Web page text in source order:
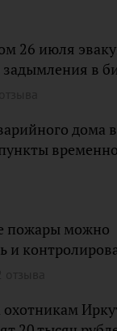
26 июля
в
дома
пожары можно
и